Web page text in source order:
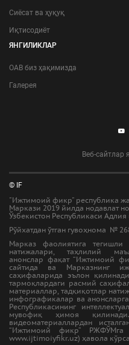
Сиёсат ва ҳуқуқ
Иқтисодиёт
ЯНГИЛИКЛАР
ОАВ биз ҳақимизда
Галерея
Веб-сайтлар
© IF
"Ижтимоий фикр" республика
Маркази 2019 йилда нодавлат
Ўзбекистон Республикаси Адлия
Рўйхатдан ўтган гувоҳнома №
Марказ фаолиятига тегишли
натижалари, таҳлилий
анонслар фақат “Ижтимоий
сайтида ва Марказнинг
саҳифаларида эълон
тармоқлардаги расмий
материаллар, тадқиқотлар
инфографикалар ва
Республикасининг
мувофиқ ҳимоя
видеоматериаллардан
“Ижтимоий фикр”
www.ijtimoiyfikr.uz) ҳавола